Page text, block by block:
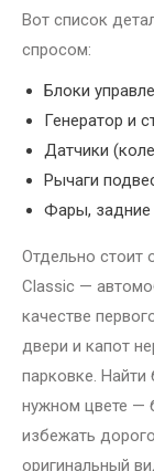
Вот список
спросом:
Блоки
Генератор и
Датчики
Рычаги
Фары, задние
Отдельно стоит
Classic —
качестве
двери и капот
парковке.
нужном цвете —
избежать
оригинальный